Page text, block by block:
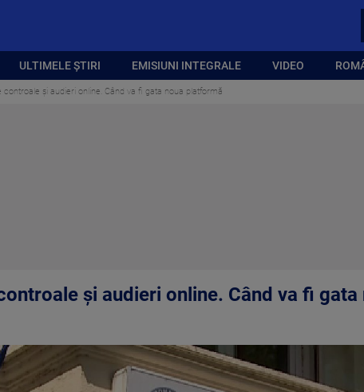
ULTIMELE ȘTIRI EMISIUNI INTEGRALE VIDEO
controale și audieri online. Când va fi gata noua platformă
și audieri online. Când va fi